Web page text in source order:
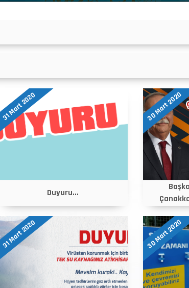
31 Mart 2020
Duyuru...
30 Mart 2020
31 Mart 2020 30 Mart 2020